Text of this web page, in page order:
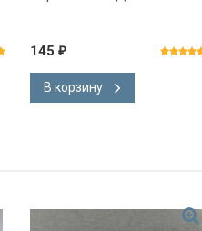
145 ₽
В корзину